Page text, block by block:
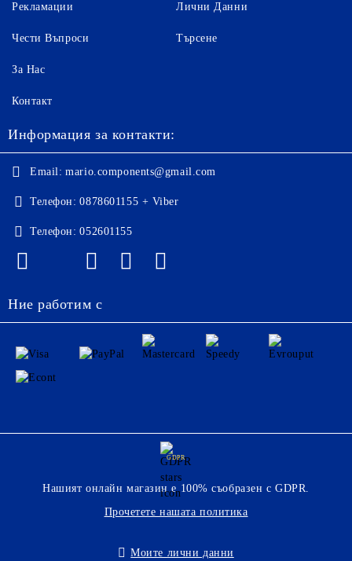
Рекламации
Чести Въпроси
Лични Данни
Търсене
За Нас
Контакт
Информация за контакти:
Email: mario.components@gmail.com
Телефон: 0878601155 + Viber
Телефон: 052601155
Ние работим с
GDPR
Нашият онлайн магазин е 100% съобразен с GDPR.
Прочетете нашата политика
Моите лични данни